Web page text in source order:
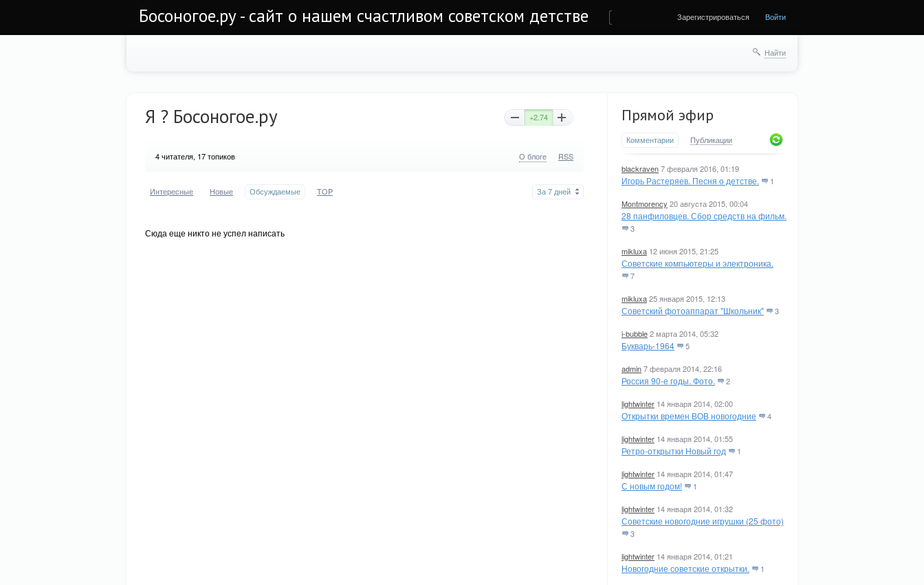
Босоногое.ру - сайт о нашем счастливом советском детстве Зарегистрироваться Войти
Найти
Прямой эфир
Комментарии Публикации
blackraven7 февраля 2016, 01:19
Игорь Растеряев. Песня о детстве. 1
Montmorency 20 августа 2015, 00:04
28 панфиловцев. Сбор средств на фильм.
3
mikluxa 12 июня 2015, 21:25
Советские компьютеры и электроника.
7
mikluxa25 января 2015, 12:13
Советский фотоаппарат "Школьник" 3
i-bubble2 марта 2014, 05:32
Букварь-1964 5
admin7 февраля 2014, 22:16
Россия 90-е годы. Фото. 2
lightwinter 14 января 2014, 02:00
Открытки времен ВОВ новогодние 4
lightwinter 14 января 2014, 01:55
Ретро-открытки Новый год 1
lightwinter 14 января 2014, 01:47
С новым годом! 1
lightwinter 14 января 2014, 01:32
Советские новогодние игрушки (25 фото)
3
lightwinter 14 января 2014, 01:21
Новогодние советские открытки. 1
Я ? Босоногое.ру +2.74
4читателя, 17 топиков О блоге RSS
Интересные Новые Обсуждаемые TOP За 7 дней
Сюда еще никто не успел написать